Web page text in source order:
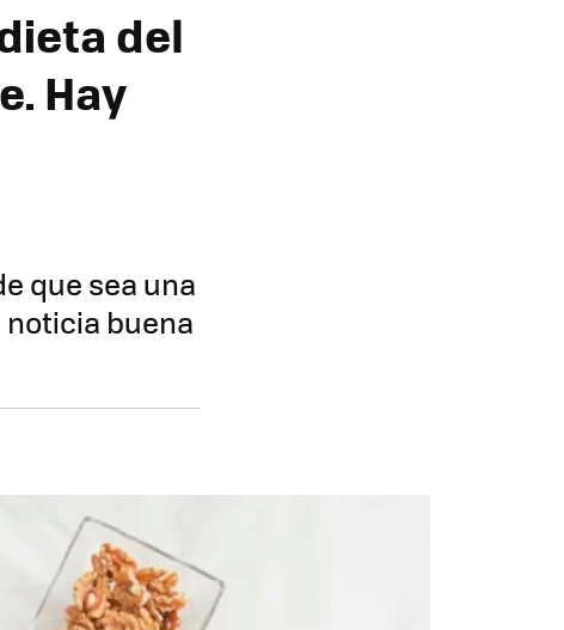
del
Hay
que sea una
noticia buena